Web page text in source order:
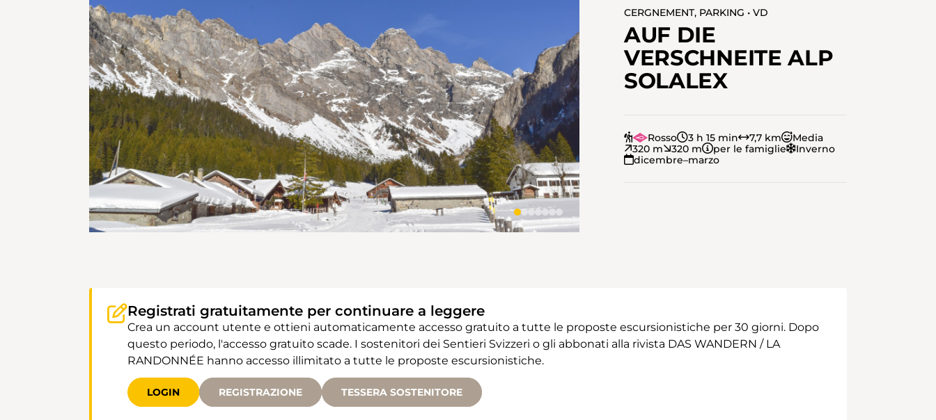
CERGNEMENT, PARKING • VD
AUF DIE
VERSCHNEITE ALP
SOLALEX
Rosso 3 h 15 min 7,7 km
Media
320 m
320 m per le famiglie
Inverno
dicembre–marzo
Registrati gratuitamente per continuare a leggere
Crea un account utente e ottieni automaticamente accesso gratuito a tutte le proposte escursionistiche per 30 giorni. Dopo
questo periodo, l'accesso gratuito scade. I sostenitori dei Sentieri Svizzeri o gli abbonati alla rivista DAS WANDERN / LA
RANDONNÉE hanno accesso illimitato a tutte le proposte escursionistiche.
LOGIN REGISTRAZIONE TESSERA SOSTENITORE